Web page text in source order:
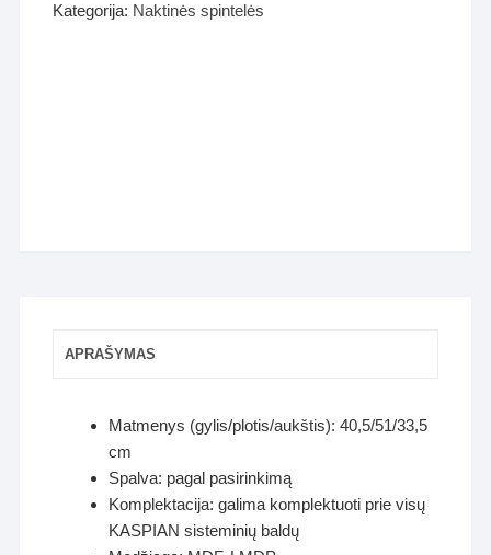
Kategorija: Naktinės spintelės
APRAŠYMAS
Matmenys (gylis/plotis/aukštis): 40,5/51/33,5
cm
Spalva: pagal pasirinkimą
Komplektacija: galima komplektuoti prie visų
KASPIAN sisteminių baldų